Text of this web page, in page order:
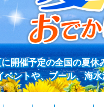
開催予定の全国の夏
ベントや、プール、海